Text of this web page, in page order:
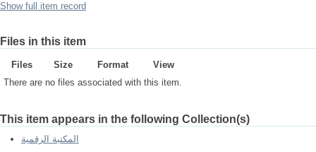
Show full item record
Files in this item
Files Size Format
View
There are no files associated with this item.
This item appears in the following Collection(s)
المكتبة الرقمية